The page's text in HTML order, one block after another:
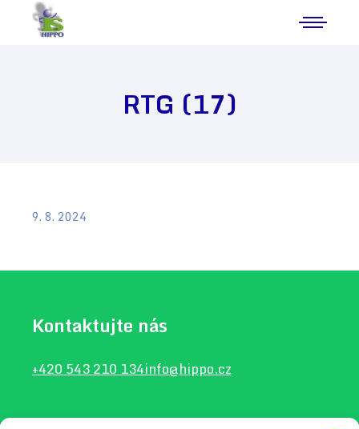
RTG (17)
9. 8. 2024
Kontaktujte nás
+420 543 210 134info@hippo.cz